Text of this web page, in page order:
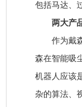
包括马达、
两大产品
作为戴森
森在智能吸
机器人应该
杂的算法、